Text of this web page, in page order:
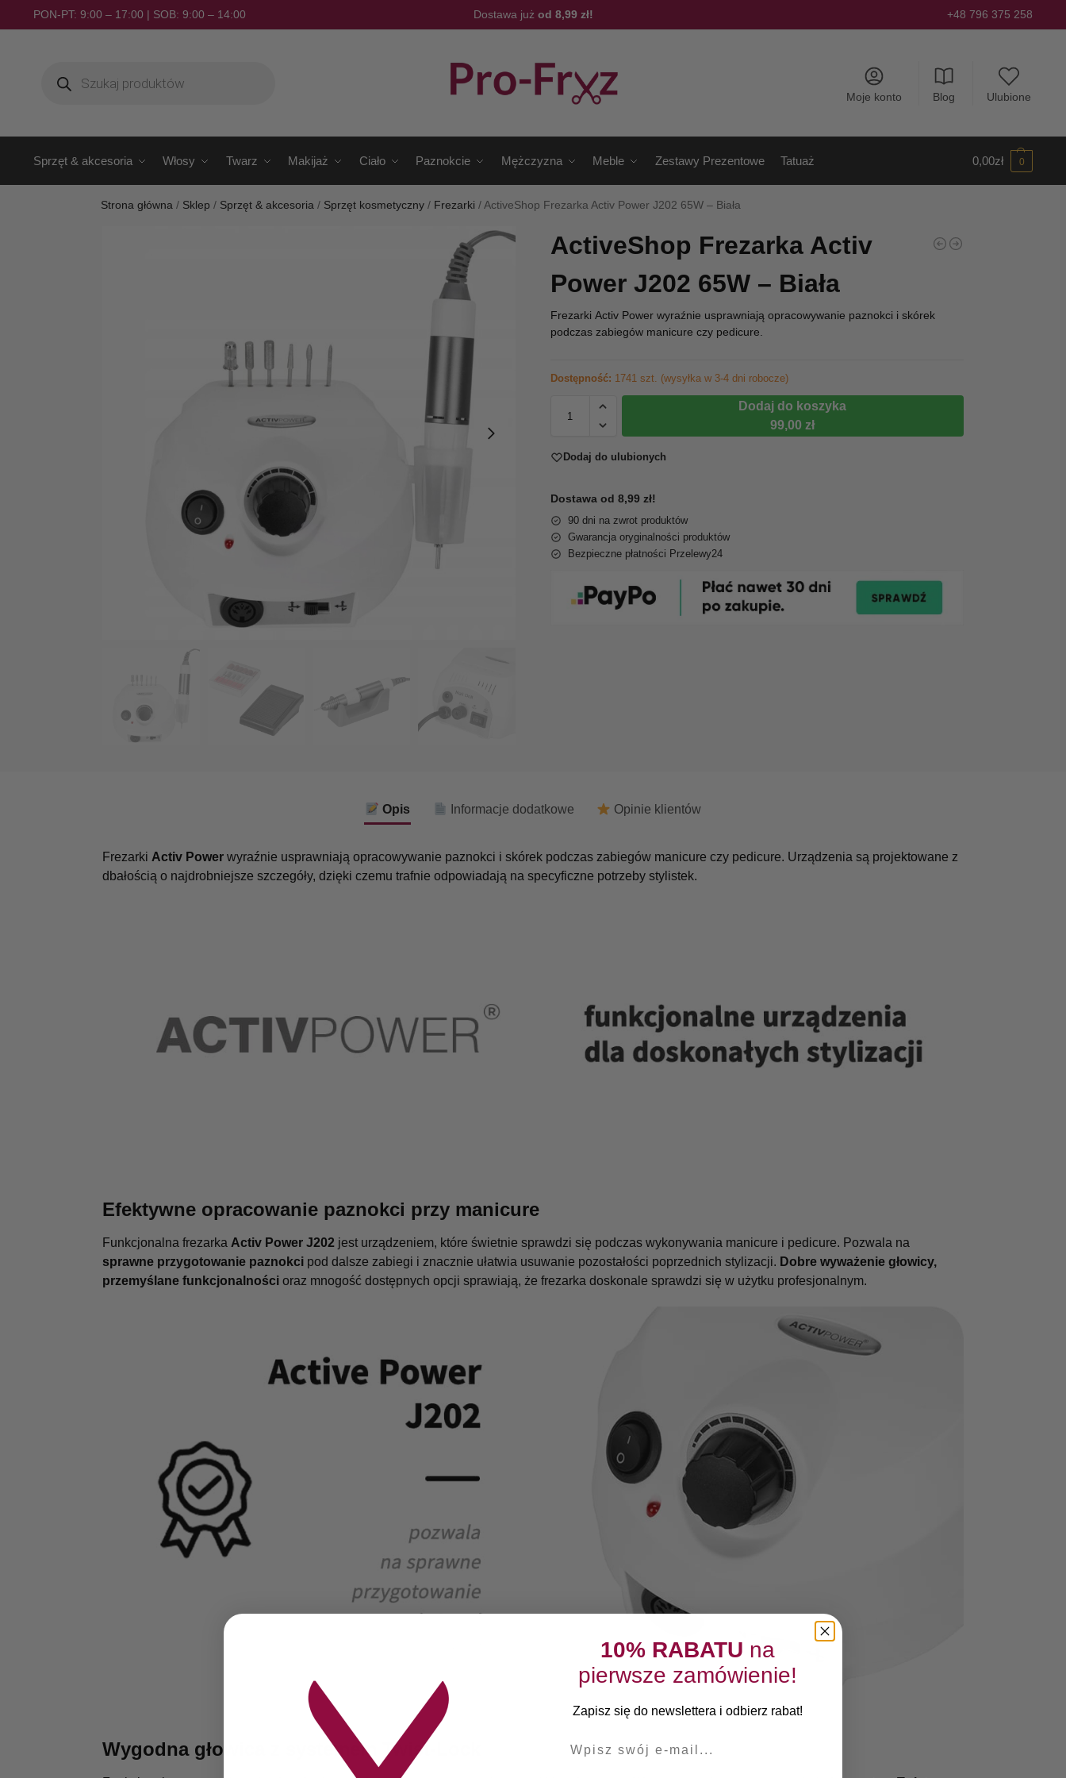
PON-PT: 9:00 – 17:00 | SOB: 9:00 – 14:00 Dostawa już od 8,99 zł! +48 796 375 258
Moje konto Blog Ulubione
Sprzęt & akcesoria Włosy Twarz Makijaż Ciało Paznokcie Mężczyzna Meble Zestawy Prezentowe Tatuaż 0,00zł 0
Strona główna / Sklep / Sprzęt & akcesoria / Sprzęt kosmetyczny / Frezarki /ActiveShop Frezarka Activ Power J202 65W – Biała
ActiveShop Frezarka Activ
Power J202 65W – Biała
Frezarki Activ Power wyraźnie usprawniają opracowywanie paznokci i skórek
podczas zabiegów manicure czy pedicure.
Dostępność: 1741 szt. (wysyłka w 3-4 dni robocze)
Dodaj do koszyka
99,00 zł
Dodaj do ulubionych
Dostawa od 8,99 zł!
90 dni na zwrot produktów
Gwarancja oryginalności produktów
Bezpieczne płatności Przelewy24
Opis Informacje dodatkowe Opinie klientów
Frezarki Activ Powerwyraźnie usprawniają opracowywanie paznokci i skórek podczas zabiegów manicure czy pedicure. Urządzenia są projektowane z
dbałością o najdrobniejsze szczegóły, dzięki czemu trafnie odpowiadają na specyficzne potrzeby stylistek.
Efektywne opracowanie paznokci przy manicure
Funkcjonalna frezarka Activ Power J202 jest urządzeniem, które świetnie sprawdzi się podczas wykonywania manicure i pedicure. Pozwala na
sprawne przygotowanie paznokcipod dalsze zabiegi i znacznie ułatwia usuwanie pozostałości poprzednich stylizacji. Dobre wyważenie głowicy,
przemyślane funkcjonalnościoraz mnogość dostępnych opcji sprawiają, że frezarka doskonale sprawdzi się w użytku profesjonalnym.
Wygodna głowica z systemem Twist-Lock
10% RABATU na
pierwsze zamówienie!
Zapisz się do newslettera i odbierz rabat!